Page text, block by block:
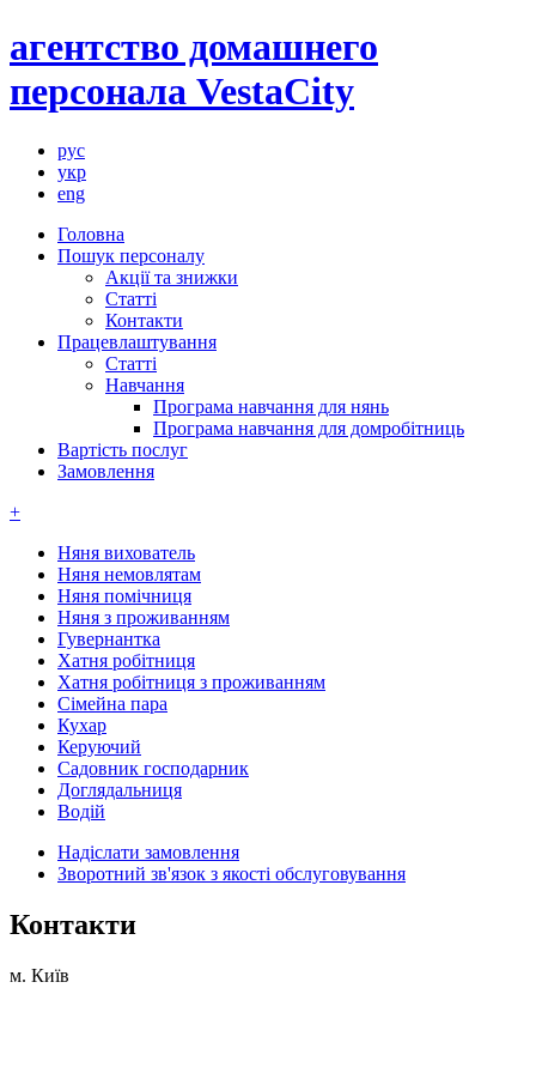
агентство домашнего
персонала VestaCity
рус
укр
eng
Головна
Пошук персоналу
Акції та знижки
Статті
Контакти
Працевлаштування
Статті
Навчання
Програма навчання для нянь
Програма навчання для домробітниць
Вартість послуг
Замовлення
+
Няня вихователь
Няня немовлятам
Няня помічниця
Няня з проживанням
Гувернантка
Хатня робітниця
Хатня робітниця з проживанням
Сімейна пара
Кухар
Керуючий
Садовник господарник
Доглядальниця
Водій
Надіслати замовлення
Зворотний зв'язок з якості обслуговування
Контакти
м. Київ